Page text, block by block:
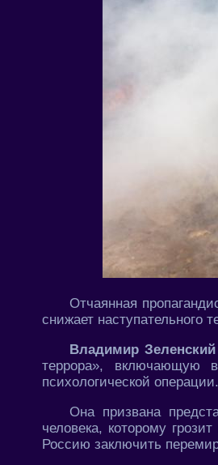
Отчаянная
снижает наступательного
Владимир Зеленский
террора», включающую
психологической операции.
Она призвана
человека, которому
Россию заключить